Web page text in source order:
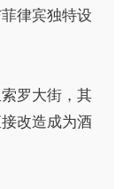
律宾独特设
罗大街，其
改造成为酒